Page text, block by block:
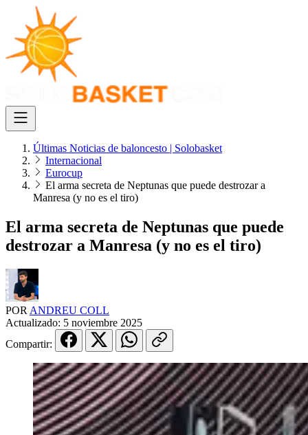
Últimas Noticias de baloncesto | Solobasket
Internacional
Eurocup
El arma secreta de Neptunas que puede destrozar a
Manresa (y no es el tiro)
El arma secreta de Neptunas que puede
destrozar a Manresa (y no es el tiro)
POR ANDREU COLL
Actualizado: 5 noviembre 2025
Compartir: